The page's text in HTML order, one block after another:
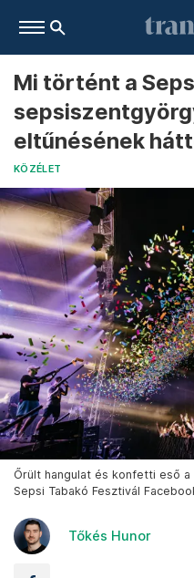
Mi történt a
eltűnésének
KÖZÉLET
Őrült hangulat és konfetti eső a
Sepsi Tabakó Fesztivál
Tőkés Hunor